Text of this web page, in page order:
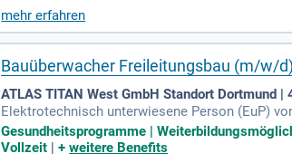
mehr erfahren
Bauüberwacher Freileitungsbau (m/w/d)
ATLAS TITAN West GmbH Standort Dortmund
Elektrotechnisch unterwiesene Person (EuP)
technischen Regelwerken; Gesundheitliche
Gesundheitsprogramme |
Vollzeit |+weitere Benefits